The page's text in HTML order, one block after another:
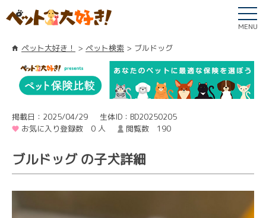
MENU
ペット大好き！ ペット検索 ブルドッグ
掲載日：2025/04/29
生体ID：BD20250205
お気に入り登録数 0 人
閲覧数 190
ブルドッグ の子犬詳細